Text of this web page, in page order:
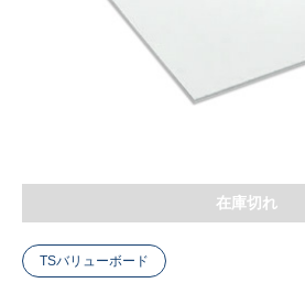
TSバリューボード
在庫切れ